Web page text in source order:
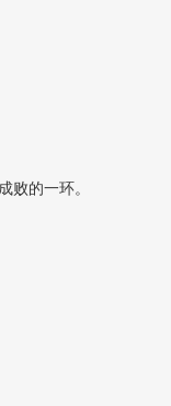
败的一环。